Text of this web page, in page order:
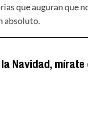
que auguran que
absoluto.
Navidad, mírate